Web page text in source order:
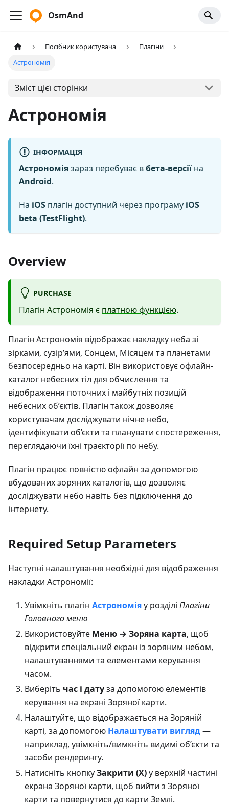
OsmAnd
Посібник користувача
Плагіни
Астрономія
Зміст цієї сторінки
Астрономія
ІНФОРМАЦІЯ
Астрономіязараз перебуває вбета-версії на
Android.
На iOS плагін доступний через програму iOS
beta (TestFlight).
Overview
PURCHASE
Плагін Астрономія є платною функцією.
Плагін Астрономія відображає накладку неба зі
зірками, сузір’ями, Сонцем, Місяцем та планетами
безпосередньо на карті. Він використовує офлайн-
каталог небесних тіл для обчислення та
відображення поточних і майбутніх позицій
небесних об’єктів. Плагін також дозволяє
користувачам досліджувати нічне небо,
ідентифікувати об’єкти та планувати спостереження,
переглядаючи їхні траєкторії по небу.
Плагін працює повністю офлайн за допомогою
вбудованих зоряних каталогів, що дозволяє
досліджувати небо навіть без підключення до
інтернету.
Required Setup Parameters
Наступні налаштування необхідні для відображення
накладки Астрономії:
Увімкніть плагін Астрономіяу розділі Плагіни
Головного меню
Використовуйте Меню → Зоряна карта, щоб
відкрити спеціальний екран із зоряним небом,
налаштуваннями та елементами керування
часом.
Виберіть час і датуза допомогою елементів
керування на екрані Зоряної карти.
Налаштуйте, що відображається на Зоряній
карті, за допомогою Налаштувати вигляд—
наприклад, увімкніть/вимкніть видимі об’єкти та
засоби рендерингу.
Натисніть кнопкуЗакрити (X)у верхній частині
екрана Зоряної карти, щоб вийти з Зоряної
карти та повернутися до карти Землі.